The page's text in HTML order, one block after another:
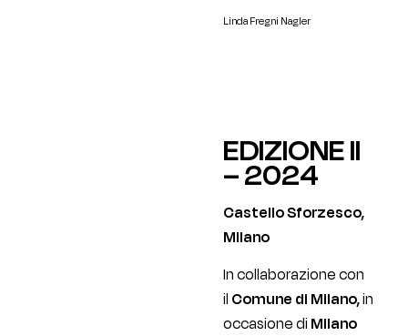
Linda Fregni Nagler
EDIZIONE II
– 2024
Castello Sforzesco,
Milano
In collaborazione con
il Comune di Milano,in
occasione di Milano